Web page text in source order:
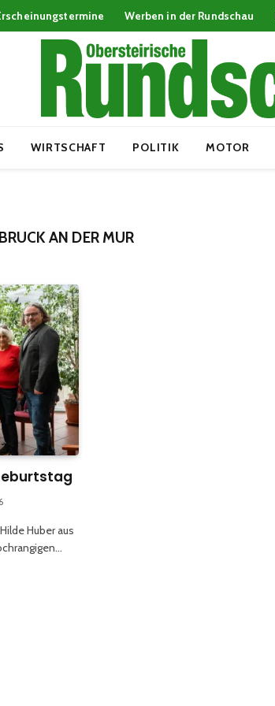
Werben in der Rundschau
WIRTSCHAFT POLITIK MOTOR
AN DER MUR
Huber aus